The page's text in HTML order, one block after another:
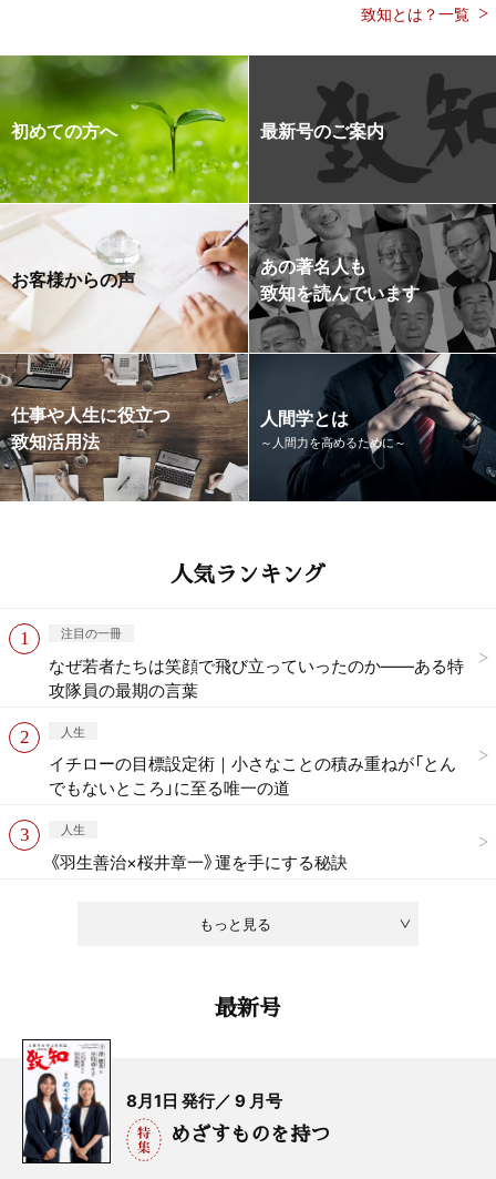
致知とは？一覧
初めての方へ 最新号のご案内
お客様からの声
あの著名人も
致知を読んでいます
仕事や人生に役立つ
致知活用法
人間学とは
～人間力を高めるために～
人気ランキング
もっと見る
注目の一冊
なぜ若者たちは笑顔で飛び立っていったのか——ある特
攻隊員の最期の言葉
人生
イチローの目標設定術｜小さなことの積み重ねが「とん
でもないところ」に至る唯一の道
人生
《羽生善治×桜井章一》運を手にする秘訣
最新号
8月1日 発行／ 9 月号
めざすものを持つ